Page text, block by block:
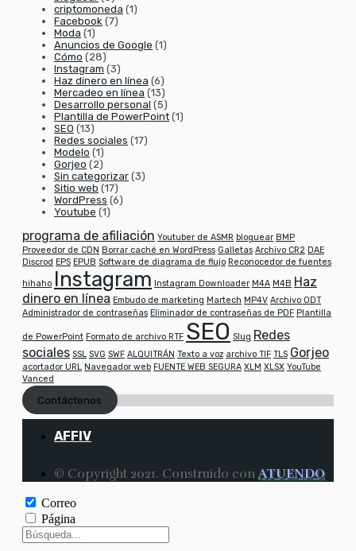
criptomoneda (1)
Facebook (7)
Moda (1)
Anuncios de Google (1)
Cómo (28)
Instagram (3)
Haz dinero en línea (6)
Mercadeo en línea (13)
Desarrollo personal (5)
Plantilla de PowerPoint (1)
SEO (13)
Redes sociales (17)
Modelo (1)
Gorjeo (2)
Sin categorizar (3)
Sitio web (17)
WordPress (6)
Youtube (1)
programa de afiliación Youtuber de ASMR bloguear BMP
Proveedor de CDN Borrar caché en WordPress Galletas Archivo CR2 DAE
Discrod EPS EPUB Software de diagrama de flujo Reconocedor de fuentes
hihaho Instagram Instagram Downloader M4A M4B Haz
dinero en línea Embudo de marketing Martech MP4V Archivo ODT
Administrador de contraseñas Eliminador de contraseñas de PDF Plantilla
de PowerPoint Formato de archivo RTF SEO Slug Redes
sociales SSL SVG SWF ALQUITRÁN Texto a voz archivo TIF TLS Gorjeo
acortador URL Navegador web FUENTE WEB SEGURA XLM XLSX YouTube
Vanced
Contáctenos
AFFIV
© Copyright 2021. Construido con ATUENDO
Correo
Página